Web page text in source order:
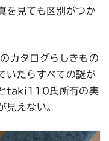
を見ても区別がつか
カタログらしきもの
いたらすべての謎が
taki110氏所有の実
見えない。